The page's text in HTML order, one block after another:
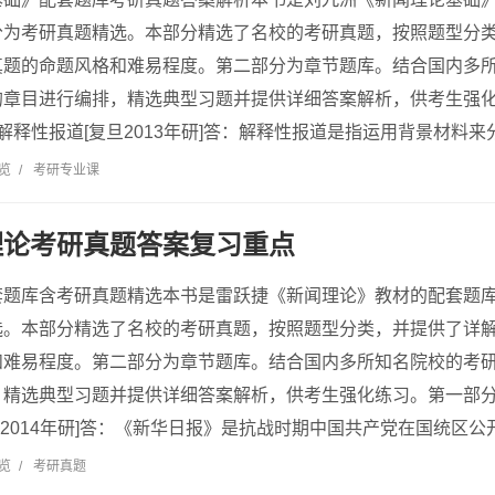
考研真题精选。本部分精选了名校的考研真题，按照题型分
的命题风格和难易程度。第二部分为章节题库。结合国内多
目进行编排，精选典型习题并提供详细答案解析，供考生
释性报道[复旦2013年研]答：解释性报道是指运用背景材料来
/ 考研专业课
考研真题答案复习重点
库含考研真题精选本书是雷跃捷《新闻理论》教材的配套题
本部分精选了名校的考研真题，按照题型分类，并提供了详
易程度。第二部分为章节题库。结合国内多所知名院校的考
选典型习题并提供详细答案解析，供考生强化练习。第一部
年研]答：《新华日报》是抗战时期中国共产党在国统区公
/ 考研真题